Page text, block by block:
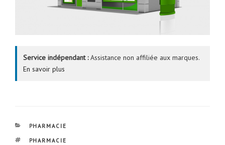
Service indépendant :Assistance non affiliée aux marques.
En savoir plus
CATÉGORIES
PHARMACIE
ÉTIQUETTES
PHARMACIE